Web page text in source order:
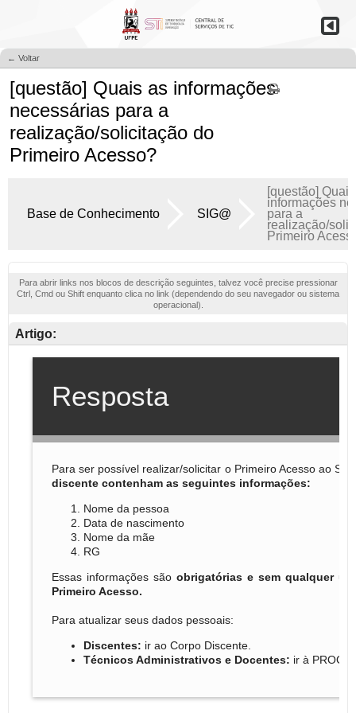
← Voltar
[questão] Quais as informações
necessárias para a
realização/solicitação do
Primeiro Acesso?
Base de Conhecimento SIG@
[questão]
informações
para a
realização/
Primeiro
Para abrir links nos blocos de descrição seguintes, talvez você precise pressionar
Ctrl, Cmd ou Shift enquanto clica no link (dependendo do seu navegador ou sistema
operacional).
Artigo: